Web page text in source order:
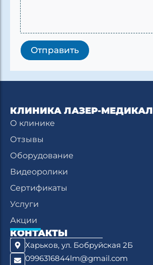
а
ш
Отправить
КЛИНИКА ЛАЗЕР-МЕДИКАЛ
О клинике
Отзывы
Оборудование
Видеоролики
Сертификаты
Услуги
Акции
КОНТАКТЫ
Харьков, ул. Бобруйская 2Б
0996316844lm@gmail.com